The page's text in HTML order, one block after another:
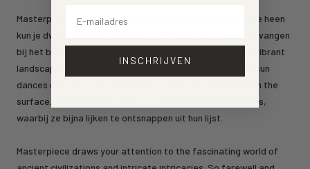
Masterpiece Collection: Ergaan met alle schoonheid om je heen
kun je dwalen door de hoge zalen. Telkens weer wordt gevangen
bij het blik. Calm still life, captivating wildlife vistas, and vibrant
landscapes, typically accompanied with fur and fur. The sun
dances over the lake and creates abstract reflections on the
surface. Bloemblaadjes met zijn bloemblaad geschiedenis,
waarbij ze bijna lijken te ontsnappen uit hun lijst.
Masterpiece draws your attention to the fascinating world of
INSCHRIJVEN